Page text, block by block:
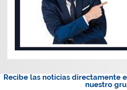
Recibe las noticias directamente
nuestro